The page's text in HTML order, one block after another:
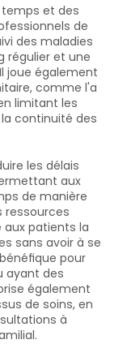
et des
de
des maladies
régulier et une
joue également
comme l'a
limitant les
continuité des
les délais
aux
de manière
ressources
aux patients la
sans avoir à se
pour
ayant des
également
de soins, en
à